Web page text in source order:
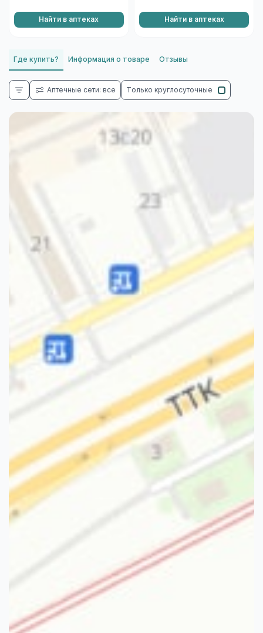
Найти в аптеках Найти в аптеках
Где купить? Информация о товаре Отзывы
Аптечные сети: все Только круглосуточные